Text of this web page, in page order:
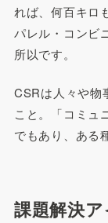
れば、何百キロ
パレル・コンビ
所以です。
CSRは人々や物
こと。「コミュ
でもあり、ある
課題解決